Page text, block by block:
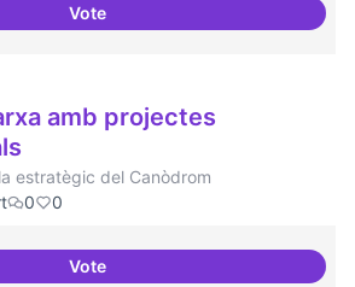
VoteCultura digital i tradicional
amb projectes
estratègic del Canòdrom
0 0
VoteTreball en xarxa amb projectes